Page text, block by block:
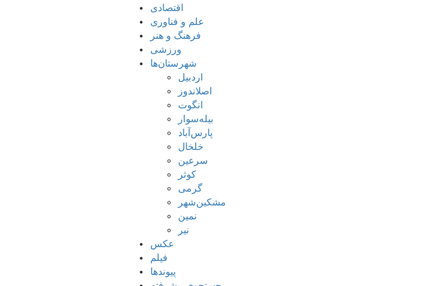
اقتصادی
علم و فناوری
فرهنگ و هنر
ورزشی
شهرستان‌ها
اردبیل
اصلاندوز
انگوت
بیله‌سوار
پارس‌آباد
خلخال
سرعین
کوثر
گرمی
مشکین‌شهر
نمین
نیر
عکس
فیلم
پیوندها